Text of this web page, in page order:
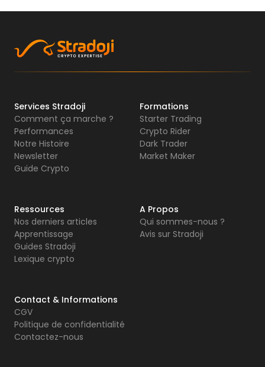
Services Stradoji
Comment ça marche ?
Performances
Notre Histoire
Newsletter
Guide Crypto
Formations
Starter Trading
Crypto Rider
Dark Trader
Market Maker
Ressources
Nos derniers articles
Apprentissage
Guides Stradoji
Lexique crypto
A Propos
Qui sommes-nous ?
Avis sur Stradoji
Contact & Informations
CGV
Politique de confidentialité
Contactez-nous